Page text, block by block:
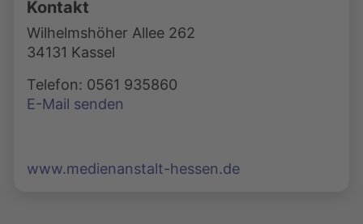
Kontakt
Wilhelmshöher Allee 262
34131 Kassel
Telefon: 0561 935860
E-Mail senden
www.medienanstalt-hessen.de